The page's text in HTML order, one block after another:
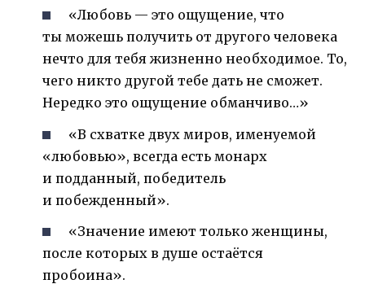
«Любовь — это ощущение, что
ты можешь получить от другого человека
нечто для тебя жизненно необходимое. То,
чего никто другой тебе дать не сможет.
Нередко это ощущение обманчиво…»
«В схватке двух миров, именуемой
«любовью», всегда есть монарх
и подданный, победитель
и побежденный».
«Значение имеют только женщины,
после которых в душе остаётся
пробоина».